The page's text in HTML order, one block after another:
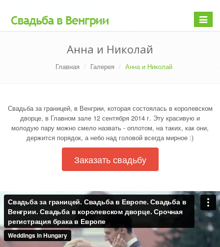
меню
Анна и Николай
Главная Галерея Анна и Николай
Свадьба за границей, в Венгрии, которая состоялась в королевском
дворце, в Главном зале 12 сентября 2014 г. Эту красивую и
молодую пару можно смело назвать - оплотом, на таких, как они,
держится порядок, а небо над головой всегда мирное :)
Заказать свадьбу